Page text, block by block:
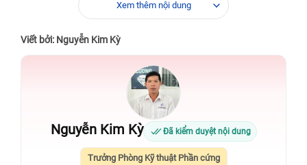
Xem thêm nội dung
Viết bởi: Nguyễn Kim Kỳ
Nguyễn Kim Kỳ Đã kiểm duyệt nội dung
Trưởng Phòng Kỹ thuật Phần cứng